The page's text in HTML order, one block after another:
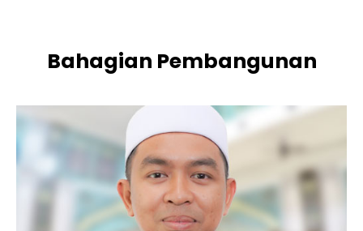
Bahagian Pembangunan